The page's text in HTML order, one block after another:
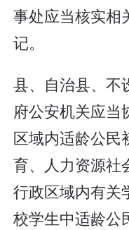
事处应当核实相
记。
县、自治县、不
府公安机关应当
区域内适龄公民
育、人力资源社
行政区域内有关
校学生中适龄公